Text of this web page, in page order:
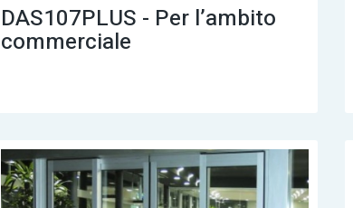
DAS107PLUS - Per l’ambito
commerciale